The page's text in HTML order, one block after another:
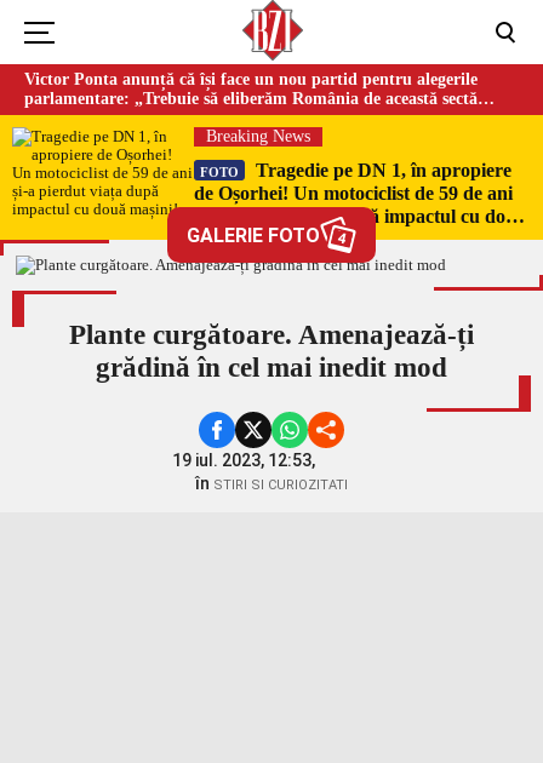
Victor Ponta anunță că își face un nou partid pentru alegerile
parlamentare: „Trebuie să eliberăm România de această sectă
globalistă”
Breaking News
FOTO
Tragedie pe DN 1, în apropiere
de Oșorhei! Un motociclist de 59 de ani
și-a pierdut viața după impactul cu două
mașini!
GALERIE FOTO 4
Plante curgătoare. Amenajează-ți
grădină în cel mai inedit mod
19 iul. 2023, 12:53,
în STIRI SI CURIOZITATI